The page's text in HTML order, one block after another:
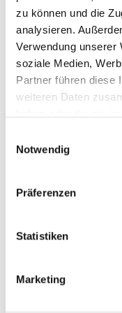
zu können und die
analysieren.
Verwendung unserer
soziale Medien,
Partner führen diese
weiteren Daten
Notwendig
Präferenzen
Statistiken
Marketing
Alkoholgehalt:
Enthält Sulfite:
Jahrgang:
Verpackungsgröße:
0 von 0 Bewertungen